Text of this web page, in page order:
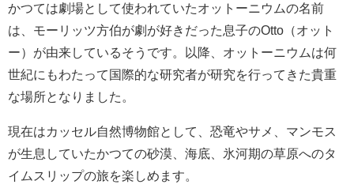
かつては劇場として使われていたオットーニウムの名前
は、モーリッツ方伯が劇が好きだった息子のOtto（オット
ー）が由来しているそうです。以降、オットーニウムは何
世紀にもわたって国際的な研究者が研究を行ってきた貴重
な場所となりました。
現在はカッセル自然博物館として、恐竜やサメ、マンモス
が生息していたかつての砂漠、海底、氷河期の草原へのタ
イムスリップの旅を楽しめます。